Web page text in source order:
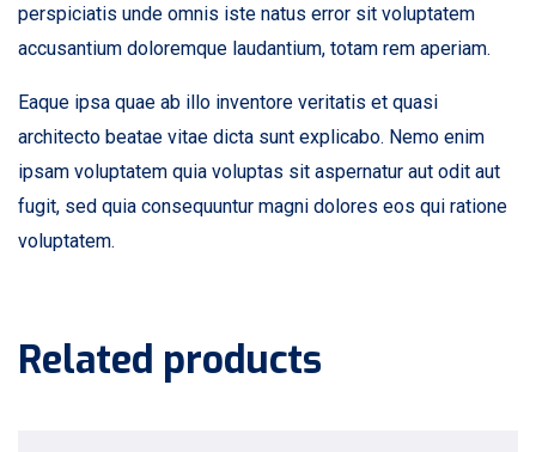
perspiciatis unde omnis iste natus error sit voluptatem
accusantium doloremque laudantium, totam rem aperiam.
Eaque ipsa quae ab illo inventore veritatis et quasi
architecto beatae vitae dicta sunt explicabo. Nemo enim
ipsam voluptatem quia voluptas sit aspernatur aut odit aut
fugit, sed quia consequuntur magni dolores eos qui ratione
voluptatem.
Related products